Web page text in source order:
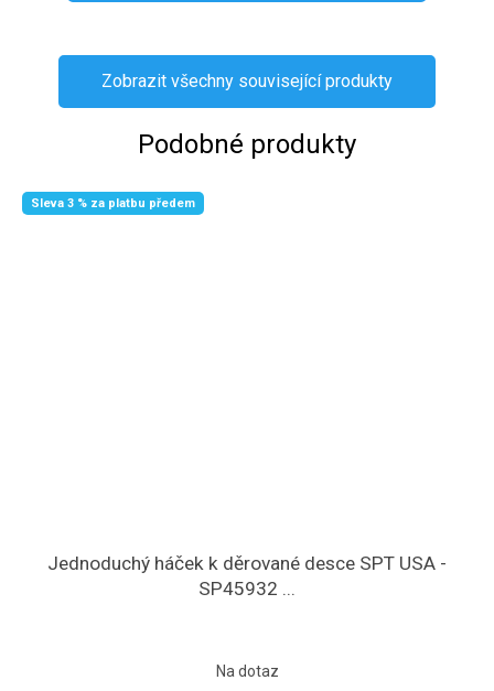
Zobrazit všechny související produkty
Podobné produkty
Sleva 3 % za platbu předem
Jednoduchý háček k děrované desce SPT USA -
SP45932 ...
Na dotaz